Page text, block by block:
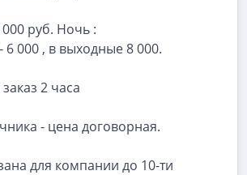
руб. Ночь :
6 000 , в выходные 8 000.
2 часа
- цена договорная.
для компании до 10-ти